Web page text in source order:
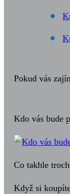
Pokud vás
Kdo vás bude
Co takhle
Když si